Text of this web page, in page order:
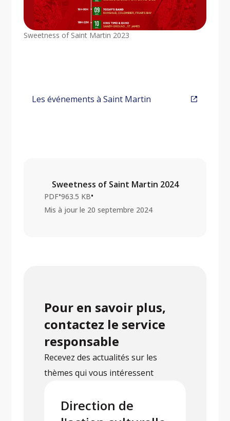
Sweetness of Saint Martin 2023
Les événements à Saint Martin
Sweetness of Saint Martin 2024
PDF•963.5 KB•
Mis à jour le 20 septembre 2024
Pour en savoir plus,
contactez le service
responsable
Recevez des actualités sur les
thèmes qui vous intéressent
Direction de